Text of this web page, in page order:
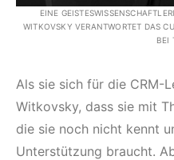
EINE
WITKOVSKY VERANTWORTET DAS
BEI
Als sie sich für die CRM-
Witkovsky, dass sie mit
die sie noch nicht kennt
Unterstützung braucht.